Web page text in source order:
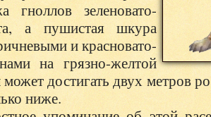
гноллов зеленовато-
а пушистая шкура
и красновато-
на грязно-желтой
может достигать двух метров
ниже.